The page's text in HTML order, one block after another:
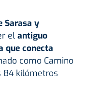
Sarasa y
el antiguo
que conecta
como Camino
84 kilómetros